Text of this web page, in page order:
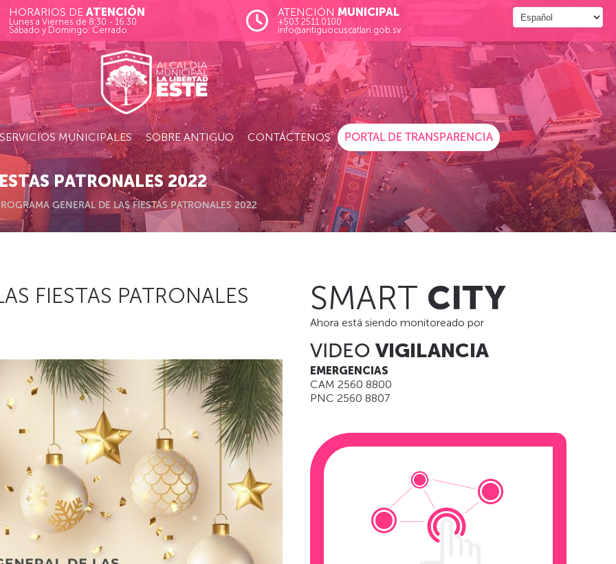
HORARIOS DEATENCIÓN
Lunes a Viernes de 8:30 - 16:30
Sábado y Domingo: Cerrado
ATENCIÓNMUNICIPAL
+503 2511.0100
info@antiguocuscatlan.gob.sv
SERVICIOS MUNICIPALES SOBRE ANTIGUO CONTÁCTENOS PORTAL DE TRANSPARENCIA
PATRONALES 2022
GENERAL DE LAS FIESTAS PATRONALES 2022
FIESTAS PATRONALES SMART CITY
Ahora está siendo monitoreado por
VIDEO VIGILANCIA
EMERGENCIAS
CAM 2560 8800
PNC 2560 8807